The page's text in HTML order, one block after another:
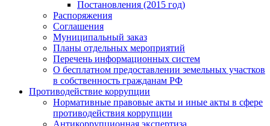
Постановления (2015 год)
Распоряжения
Соглашения
Муниципальный заказ
Планы отдельных мероприятий
Перечень информационных систем
О бесплатном предоставлении земельных участков
в собственность гражданам РФ
Противодействие коррупции
Нормативные правовые акты и иные акты в сфере
противодействия коррупции
Антикоррупционная экспертиза